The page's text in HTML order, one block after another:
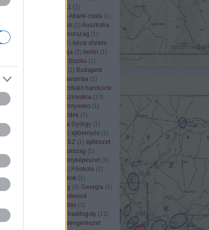
Antall József Apollo 11 (1)
) Atlanti-csata (1)
atrocitás (1) Ausztrália
) avarok Bajorország (1)
1) bécsi döntés
Berija (2) berlin (1)
Biszku (1)
(1) Budapest
12) Cenzúra Chumbawamba (1)
cirkáló harckocsi
Csehszlovákia (10)
(1 Csernyenko (1)
Délvidék (2)
) Don-kanyar Dózsa György (1)
2) ejtőernyős (1)
ENSZ (1) építészet
Észtország (1)
Braun fényképészet (3)
) film 5) Főiskola (2)
) Franciaország frankok (1)
Gagarin Gazdaság (3) Georgia (1)
Goodwood
gyarmatosítás (3)
háború hadifogoly (12)
2) haditechnika
haditengerészet